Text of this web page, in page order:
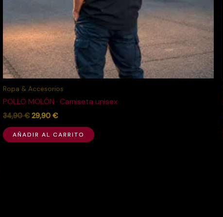
Ropa & Accesorios
POLLO MOLÓN · Camiseta unisex
34,90€ 29,90 €
AÑADIR AL CARRITO